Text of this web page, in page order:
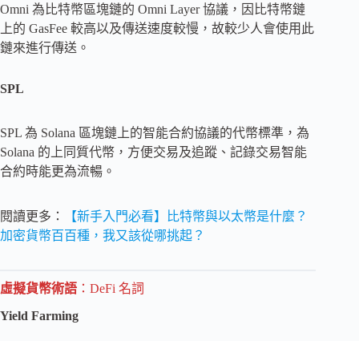
Omni 為比特幣區塊鏈的 Omni Layer 協議，因比特幣鏈
上的 GasFee 較高以及傳送速度較慢，故較少人會使用此
鏈來進行傳送。
SPL
SPL 為 Solana 區塊鏈上的智能合約協議的代幣標準，為
Solana 的上同質代幣，方便交易及追蹤、記錄交易智能
合約時能更為流暢。
閱讀更多：
【新手入門必看】比特幣與以太幣是什麼？
加密貨幣百百種，我又該從哪挑起？
虛擬貨幣術語 ： DeFi 名詞
Yield Farming